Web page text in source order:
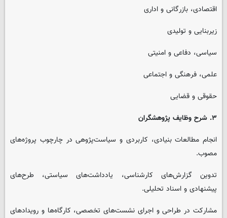
اقتصادی، بازرگانی و اداری
زیربنایی و تولیدی
سیاسی، دفاعی و امنیتی
علمی، فرهنگی و اجتماعی
حقوقی و قضایی
۳. شرح وظایف پژوهشگران
انجام مطالعات بنیادی، کاربردی و سیاست‌پژوهی در چارچوب پروژه‌های
مصوب.
تدوین گزارش‌های کارشناسی، یادداشت‌های سیاستی، طرح‌های
پیشنهادی و اسناد تحلیلی.
مشارکت در طراحی و اجرای نشست‌های تخصصی، کارگاه‌ها و رویدادهای